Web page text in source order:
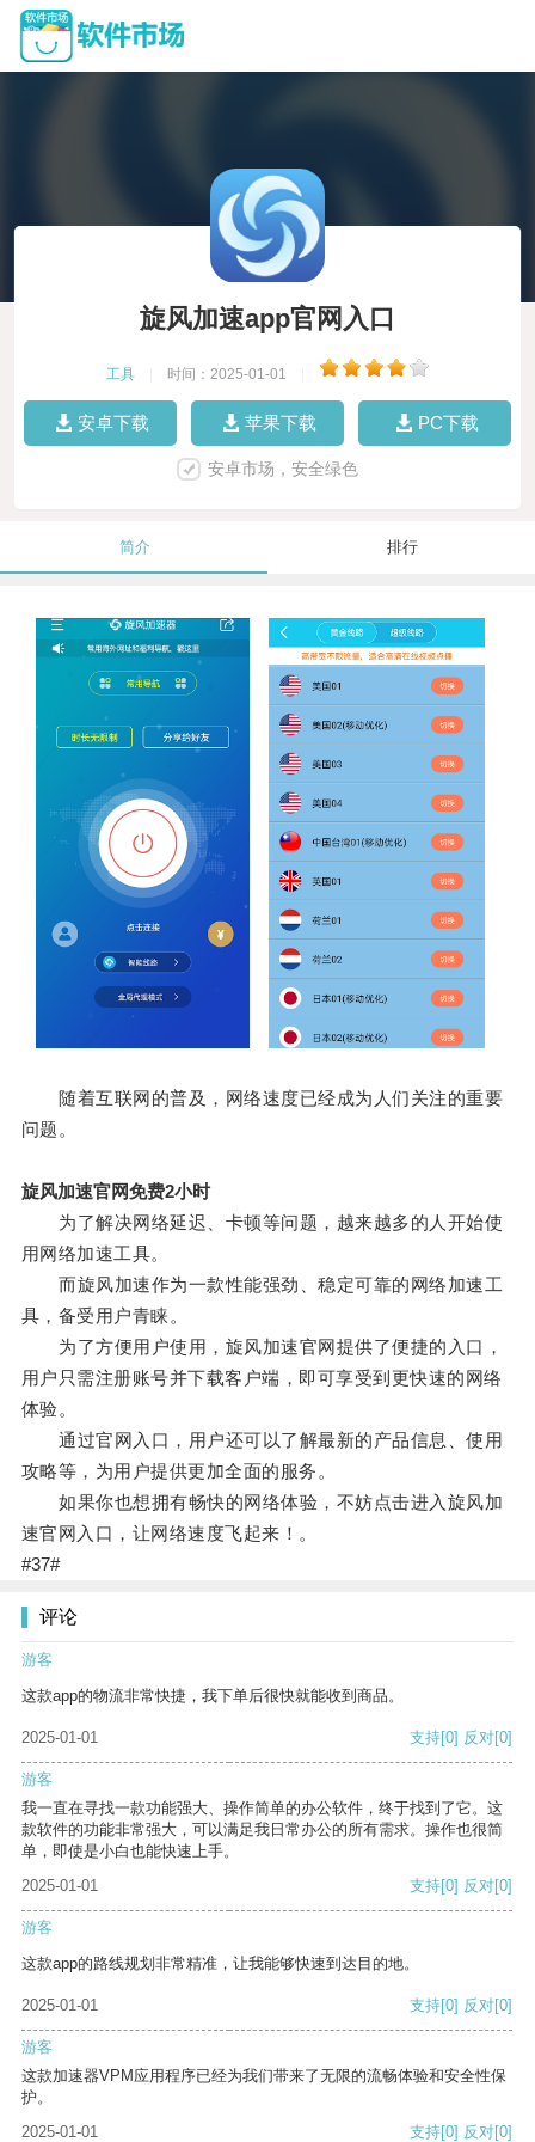
旋风加速app官网入口
工具 时间：2025-01-01
安卓下载 苹果下载 PC下载
安卓市场，安全绿色
简介 排行
随着互联网的普及，网络速度已经成为人们关注的重要
问题。
旋风加速官网免费2小时
为了解决网络延迟、卡顿等问题，越来越多的人开始使
用网络加速工具。
而旋风加速作为一款性能强劲、稳定可靠的网络加速工
具，备受用户青睐。
为了方便用户使用，旋风加速官网提供了便捷的入口，
用户只需注册账号并下载客户端，即可享受到更快速的网络
体验。
通过官网入口，用户还可以了解最新的产品信息、使用
攻略等，为用户提供更加全面的服务。
如果你也想拥有畅快的网络体验，不妨点击进入旋风加
速官网入口，让网络速度飞起来！。
#37#
评论
游客
这款app的物流非常快捷，我下单后很快就能收到商品。
2025-01-01 支持[0] 反对[0]
游客
我一直在寻找一款功能强大、操作简单的办公软件，终于找到了它。这
款软件的功能非常强大，可以满足我日常办公的所有需求。操作也很简
单，即使是小白也能快速上手。
2025-01-01
支持[0] 反对[0]
游客
这款app的路线规划非常精准，让我能够快速到达目的地。
2025-01-01 支持[0] 反对[0]
游客
这款加速器VPM应用程序已经为我们带来了无限的流畅体验和安全性保
护。
2025-01-01
支持[0] 反对[0]